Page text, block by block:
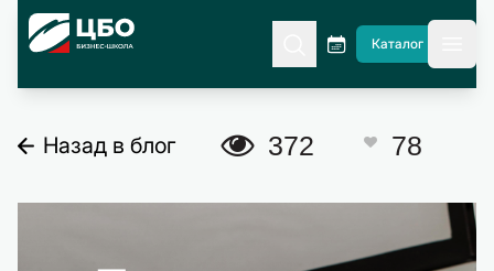
CBO
Каталог
Назад в блог A 372 C 78